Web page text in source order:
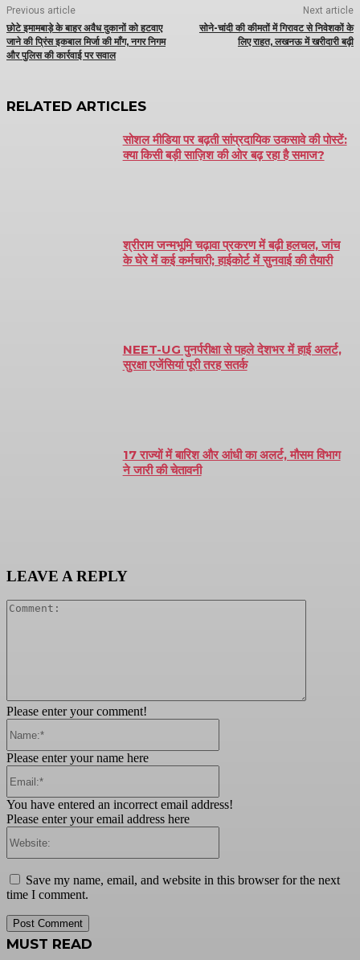
Previous article
छोटे इमामबाड़े के बाहर अवैध दुकानों को हटवाए
जाने की प्रिंस इकबाल मिर्जा की माँग, नगर निगम
और पुलिस की कार्रवाई पर सवाल
Next article
सोने-चांदी की कीमतों में गिरावट से निवेशकों के
लिए राहत, लखनऊ में खरीदारी बढ़ी
RELATED ARTICLES
सोशल मीडिया पर बढ़ती सांप्रदायिक उकसावे की पोस्टें:
क्या किसी बड़ी साज़िश की ओर बढ़ रहा है समाज?
श्रीराम जन्मभूमि चढ़ावा प्रकरण में बढ़ी हलचल, जांच
के घेरे में कई कर्मचारी; हाईकोर्ट में सुनवाई की तैयारी
NEET-UG पुनर्परीक्षा से पहले देशभर में हाई अलर्ट,
सुरक्षा एजेंसियां पूरी तरह सतर्क
17 राज्यों में बारिश और आंधी का अलर्ट, मौसम विभाग
ने जारी की चेतावनी
LEAVE A REPLY
Please enter your comment!
Please enter your name here
You have entered an incorrect email address!
Please enter your email address here
Save my name, email, and website in this browser for the next
time I comment.
MUST READ